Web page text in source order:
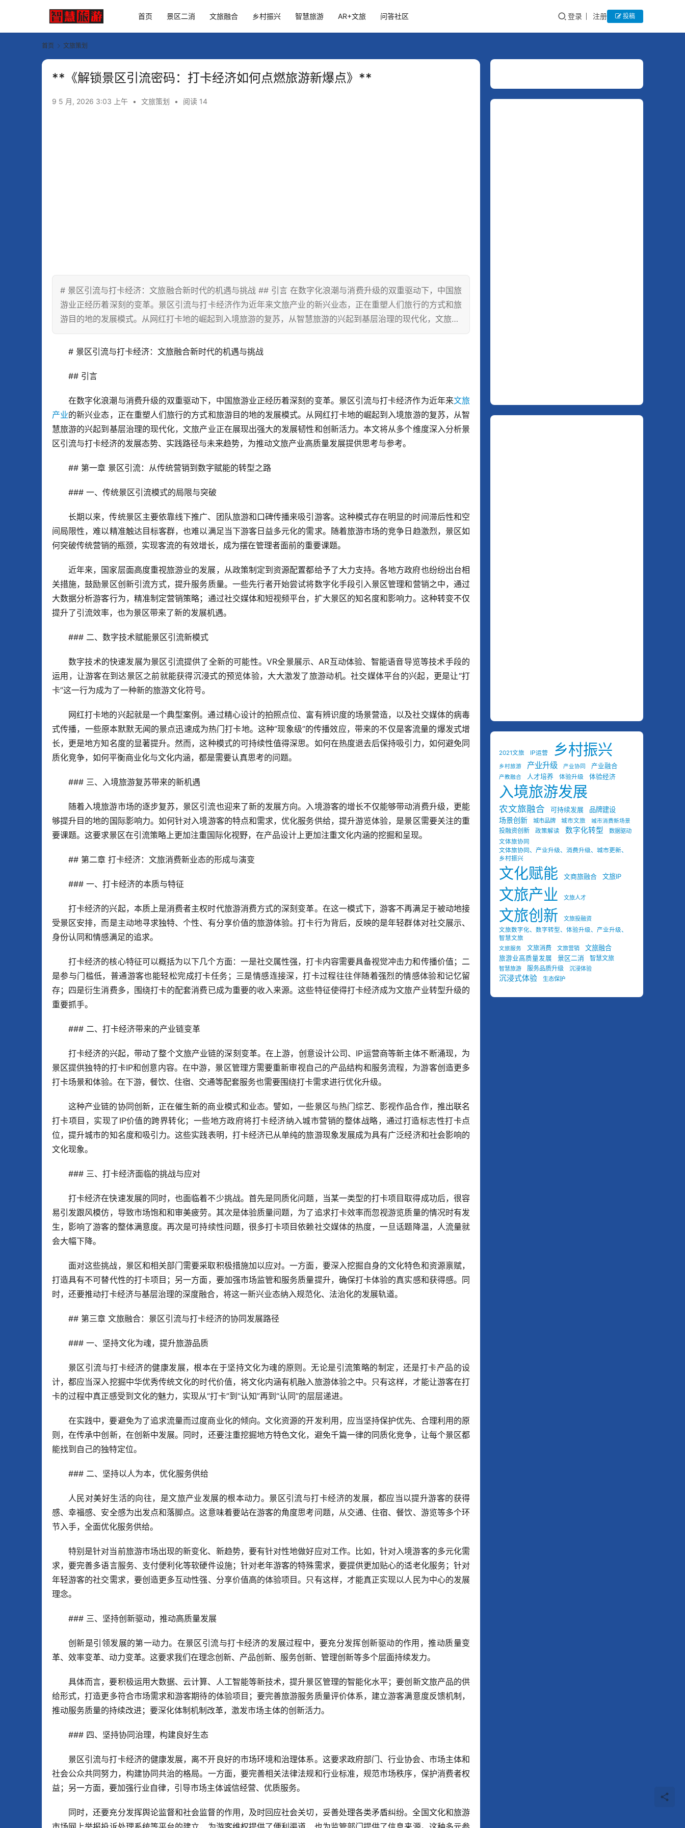
首页 景区二消 文旅融合 乡村振兴 智慧旅游 AR+文旅 问答社区 登录 注册 投稿
首页 文旅策划
**《解锁景区引流密码：打卡经济如何点燃旅游新爆点》**
9 5 月, 2026 3:03 上午 • 文旅策划 • 阅读 14
# 景区引流与打卡经济：文旅融合新时代的机遇与挑战 ## 引言 在数字化浪潮与消费升级的双重驱动下，中国旅
游业正经历着深刻的变革。景区引流与打卡经济作为近年来文旅产业的新兴业态，正在重塑人们旅行的方式和旅
游目的地的发展模式。从网红打卡地的崛起到入境旅游的复苏，从智慧旅游的兴起到基层治理的现代化，文旅…
# 景区引流与打卡经济：文旅融合新时代的机遇与挑战
## 引言
在数字化浪潮与消费升级的双重驱动下，中国旅游业正经历着深刻的变革。景区引流与打卡经济作为近年来文旅
产业的新兴业态，正在重塑人们旅行的方式和旅游目的地的发展模式。从网红打卡地的崛起到入境旅游的复苏，从智
慧旅游的兴起到基层治理的现代化，文旅产业正在展现出强大的发展韧性和创新活力。本文将从多个维度深入分析景
区引流与打卡经济的发展态势、实践路径与未来趋势，为推动文旅产业高质量发展提供思考与参考。
## 第一章 景区引流：从传统营销到数字赋能的转型之路
### 一、传统景区引流模式的局限与突破
长期以来，传统景区主要依靠线下推广、团队旅游和口碑传播来吸引游客。这种模式存在明显的时间滞后性和空
间局限性，难以精准触达目标客群，也难以满足当下游客日益多元化的需求。随着旅游市场的竞争日趋激烈，景区如
何突破传统营销的瓶颈，实现客流的有效增长，成为摆在管理者面前的重要课题。
近年来，国家层面高度重视旅游业的发展，从政策制定到资源配置都给予了大力支持。各地方政府也纷纷出台相
关措施，鼓励景区创新引流方式，提升服务质量。一些先行者开始尝试将数字化手段引入景区管理和营销之中，通过
大数据分析游客行为，精准制定营销策略；通过社交媒体和短视频平台，扩大景区的知名度和影响力。这种转变不仅
提升了引流效率，也为景区带来了新的发展机遇。
### 二、数字技术赋能景区引流新模式
数字技术的快速发展为景区引流提供了全新的可能性。VR全景展示、AR互动体验、智能语音导览等技术手段的
运用，让游客在到达景区之前就能获得沉浸式的预览体验，大大激发了旅游动机。社交媒体平台的兴起，更是让“打
卡”这一行为成为了一种新的旅游文化符号。
网红打卡地的兴起就是一个典型案例。通过精心设计的拍照点位、富有辨识度的场景营造，以及社交媒体的病毒
式传播，一些原本默默无闻的景点迅速成为热门打卡地。这种“现象级”的传播效应，带来的不仅是客流量的爆发式增
长，更是地方知名度的显著提升。然而，这种模式的可持续性值得深思。如何在热度退去后保持吸引力，如何避免同
质化竞争，如何平衡商业化与文化内涵，都是需要认真思考的问题。
### 三、入境旅游复苏带来的新机遇
随着入境旅游市场的逐步复苏，景区引流也迎来了新的发展方向。入境游客的增长不仅能够带动消费升级，更能
够提升目的地的国际影响力。如何针对入境游客的特点和需求，优化服务供给，提升游览体验，是景区需要关注的重
要课题。这要求景区在引流策略上更加注重国际化视野，在产品设计上更加注重文化内涵的挖掘和呈现。
## 第二章 打卡经济：文旅消费新业态的形成与演变
### 一、打卡经济的本质与特征
打卡经济的兴起，本质上是消费者主权时代旅游消费方式的深刻变革。在这一模式下，游客不再满足于被动地接
受景区安排，而是主动地寻求独特、个性、有分享价值的旅游体验。打卡行为背后，反映的是年轻群体对社交展示、
身份认同和情感满足的追求。
打卡经济的核心特征可以概括为以下几个方面：一是社交属性强，打卡内容需要具备视觉冲击力和传播价值；二
是参与门槛低，普通游客也能轻松完成打卡任务；三是情感连接深，打卡过程往往伴随着强烈的情感体验和记忆留
存；四是衍生消费多，围绕打卡的配套消费已成为重要的收入来源。这些特征使得打卡经济成为文旅产业转型升级的
重要抓手。
### 二、打卡经济带来的产业链变革
打卡经济的兴起，带动了整个文旅产业链的深刻变革。在上游，创意设计公司、IP运营商等新主体不断涌现，为
景区提供独特的打卡IP和创意内容。在中游，景区管理方需要重新审视自己的产品结构和服务流程，为游客创造更多
打卡场景和体验。在下游，餐饮、住宿、交通等配套服务也需要围绕打卡需求进行优化升级。
这种产业链的协同创新，正在催生新的商业模式和业态。譬如，一些景区与热门综艺、影视作品合作，推出联名
打卡项目，实现了IP价值的跨界转化；一些地方政府将打卡经济纳入城市营销的整体战略，通过打造标志性打卡点
位，提升城市的知名度和吸引力。这些实践表明，打卡经济已从单纯的旅游现象发展成为具有广泛经济和社会影响的
文化现象。
### 三、打卡经济面临的挑战与应对
打卡经济在快速发展的同时，也面临着不少挑战。首先是同质化问题，当某一类型的打卡项目取得成功后，很容
易引发跟风模仿，导致市场饱和和审美疲劳。其次是体验质量问题，为了追求打卡效率而忽视游览质量的情况时有发
生，影响了游客的整体满意度。再次是可持续性问题，很多打卡项目依赖社交媒体的热度，一旦话题降温，人流量就
会大幅下降。
面对这些挑战，景区和相关部门需要采取积极措施加以应对。一方面，要深入挖掘自身的文化特色和资源禀赋，
打造具有不可替代性的打卡项目；另一方面，要加强市场监管和服务质量提升，确保打卡体验的真实感和获得感。同
时，还要推动打卡经济与基层治理的深度融合，将这一新兴业态纳入规范化、法治化的发展轨道。
## 第三章 文旅融合：景区引流与打卡经济的协同发展路径
### 一、坚持文化为魂，提升旅游品质
景区引流与打卡经济的健康发展，根本在于坚持文化为魂的原则。无论是引流策略的制定，还是打卡产品的设
计，都应当深入挖掘中华优秀传统文化的时代价值，将文化内涵有机融入旅游体验之中。只有这样，才能让游客在打
卡的过程中真正感受到文化的魅力，实现从“打卡”到“认知”再到“认同”的层层递进。
在实践中，要避免为了追求流量而过度商业化的倾向。文化资源的开发利用，应当坚持保护优先、合理利用的原
则，在传承中创新，在创新中发展。同时，还要注重挖掘地方特色文化，避免千篇一律的同质化竞争，让每个景区都
能找到自己的独特定位。
### 二、坚持以人为本，优化服务供给
人民对美好生活的向往，是文旅产业发展的根本动力。景区引流与打卡经济的发展，都应当以提升游客的获得
感、幸福感、安全感为出发点和落脚点。这意味着要站在游客的角度思考问题，从交通、住宿、餐饮、游览等多个环
节入手，全面优化服务供给。
特别是针对当前旅游市场出现的新变化、新趋势，要有针对性地做好应对工作。比如，针对入境游客的多元化需
求，要完善多语言服务、支付便利化等软硬件设施；针对老年游客的特殊需求，要提供更加贴心的适老化服务；针对
年轻游客的社交需求，要创造更多互动性强、分享价值高的体验项目。只有这样，才能真正实现以人民为中心的发展
理念。
### 三、坚持创新驱动，推动高质量发展
创新是引领发展的第一动力。在景区引流与打卡经济的发展过程中，要充分发挥创新驱动的作用，推动质量变
革、效率变革、动力变革。这要求我们在理念创新、产品创新、服务创新、管理创新等多个层面持续发力。
具体而言，要积极运用大数据、云计算、人工智能等新技术，提升景区管理的智能化水平；要创新文旅产品的供
给形式，打造更多符合市场需求和游客期待的体验项目；要完善旅游服务质量评价体系，建立游客满意度反馈机制，
推动服务质量的持续改进；要深化体制机制改革，激发市场主体的创新活力。
### 四、坚持协同治理，构建良好生态
景区引流与打卡经济的健康发展，离不开良好的市场环境和治理体系。这要求政府部门、行业协会、市场主体和
社会公众共同努力，构建协同共治的格局。一方面，要完善相关法律法规和行业标准，规范市场秩序，保护消费者权
益；另一方面，要加强行业自律，引导市场主体诚信经营、优质服务。
同时，还要充分发挥舆论监督和社会监督的作用，及时回应社会关切，妥善处理各类矛盾纠纷。全国文化和旅游
2021文旅 IP运营 乡村振兴
乡村旅游 产业升级 产业协同 产业融合
产教融合 人才培养 体验升级 体验经济
入境旅游发展
农文旅融合 可持续发展 品牌建设
场景创新 城市品牌 城市文旅 城市消费新场景
投融资创新 政策解读 数字化转型
数据驱动
文体旅协同
文体旅协同、产业升级、消费升级、城市更新、
乡村振兴
文化赋能 文商旅融合 文旅IP
文旅产业 文旅人才
文旅创新
文旅投融资
文旅数字化、数字转型、体验升级、产业升级、
智慧文旅
文旅服务 文旅消费 文旅营销 文旅融合
旅游业高质量发展 景区二消 智慧文旅
智慧旅游 服务品质升级 沉浸体验
沉浸式体验 生态保护